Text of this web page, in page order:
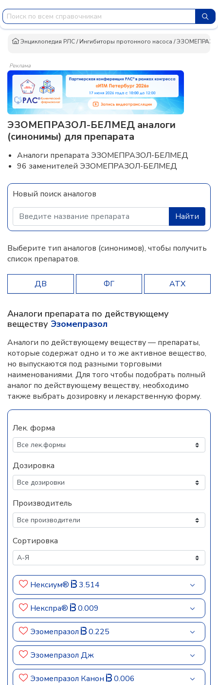
Энциклопедия РЛС/Ингибиторы протонного насоса /
Реклама
ЭЗОМЕПРАЗОЛ-БЕЛМЕД аналоги
(синонимы) для препарата
Аналоги препарата ЭЗОМЕПРАЗОЛ-БЕЛМЕД
96 заменителей ЭЗОМЕПРАЗОЛ-БЕЛМЕД
Новый поиск аналогов
Найти
Выберите тип аналогов (синонимов), чтобы получить
список препаратов.
ДВ ФГ АТХ
Аналоги препарата по действующему
веществу Эзомепразол
Аналоги по действующему веществу — препараты,
которые содержат одно и то же активное вещество,
но выпускаются под разными торговыми
наименованиями. Для того чтобы подобрать полный
аналог по действующему веществу, необходимо
также выбрать дозировку и лекарственную форму.
Лек. форма
Дозировка
Производитель
Сортировка
Нексиум® 3.514
Некспра® 0.009
Эзомепразол 0.225
Эзомепразол Дж
Эзомепразол Канон 0.006